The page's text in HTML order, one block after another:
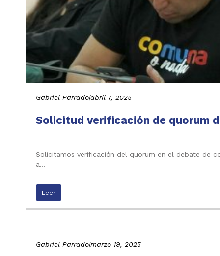
Gabriel Parrado|abril 7, 2025
Solicitud verificación de quorum
Solicitamos verificación del quorum en el debate de
a…
Leer
Gabriel Parrado|marzo 19, 2025